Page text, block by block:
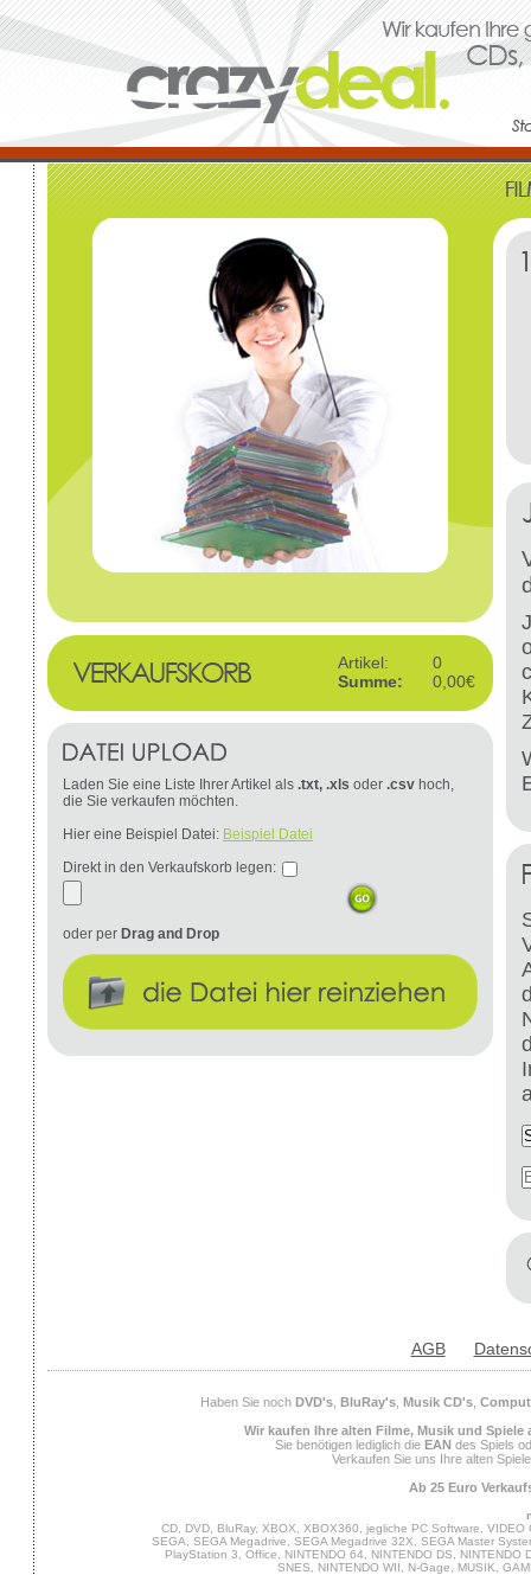
Artikel:
0
Summe:
0,00€
Laden Sie eine Liste Ihrer Artikel als .txt, .xls oder .csv hoch,
die Sie verkaufen möchten.
Hier eine Beispiel Datei: Beispiel Datei
Direkt in den Verkaufskorb legen:
oder per Drag and Drop
AGB
Haben Sie noch DVD's, BluRay's, Musik CD's,
Wir kaufen Ihre alten Filme, Musik und Spiele
Sie benötigen lediglich die EAN des Spiels
Verkaufen Sie uns Ihre alten
Ab 25 Euro
CD, DVD, BluRay, XBOX, XBOX360, jegliche PC Software,
SEGA, SEGA Megadrive, SEGA Megadrive 32X, SEGA Master
PlayStation 3, Office, NINTENDO 64, NINTENDO DS,
SNES, NINTENDO WII, N-Gage, MUSIK,